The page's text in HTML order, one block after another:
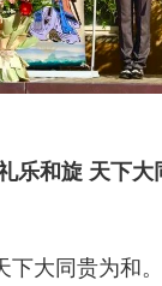
乐和旋 天下大
下大同贵为和